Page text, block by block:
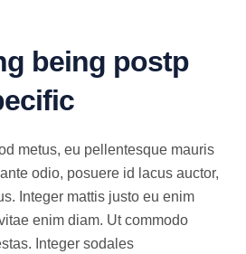
being postp
metus, eu pellentesque mauris
odio, posuere id lacus auctor,
Integer mattis justo eu enim
enim diam. Ut commodo
Integer sodales